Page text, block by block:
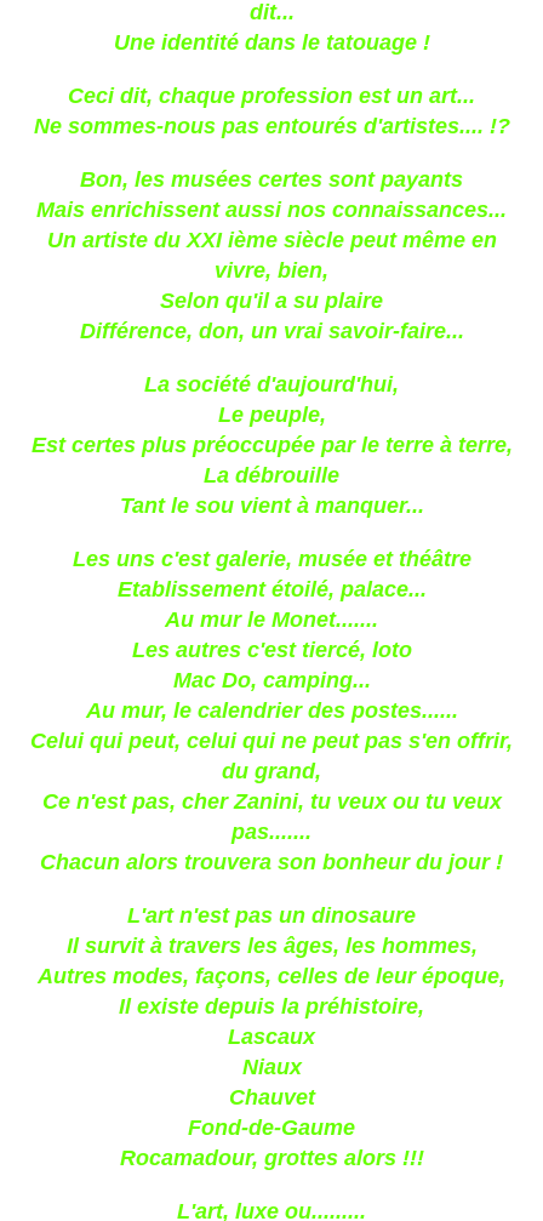
dit...
Une identité dans le tatouage !
Ceci dit, chaque profession est un art...
Ne sommes-nous pas entourés d'artistes.... !?
Bon, les musées certes sont payants
Mais enrichissent aussi nos connaissances...
Un artiste du XXI ième siècle peut même en
vivre, bien,
Selon qu'il a su plaire
Différence, don, un vrai savoir-faire...
La société d'aujourd'hui,
Le peuple,
Est certes plus préoccupée par le terre à terre,
La débrouille
Tant le sou vient à manquer...
Les uns c'est galerie, musée et théâtre
Etablissement étoilé, palace...
Au mur le Monet.......
Les autres c'est tiercé, loto
Mac Do, camping...
Au mur, le calendrier des postes......
Celui qui peut, celui qui ne peut pas s'en offrir,
du grand,
Ce n'est pas, cher Zanini, tu veux ou tu veux
pas.......
Chacun alors trouvera son bonheur du jour !
L'art n'est pas un dinosaure
Il survit à travers les âges, les hommes,
Autres modes, façons, celles de leur époque,
Il existe depuis la préhistoire,
Lascaux
Niaux
Chauvet
Fond-de-Gaume
Rocamadour, grottes alors !!!
L'art, luxe ou.........